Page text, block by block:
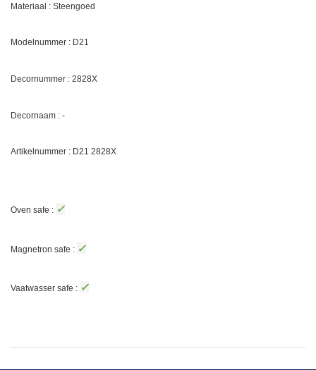
Materiaal : Steengoed
Modelnummer : D21
Decornummer : 2828X
Decornaam : -
Artikelnummer : D21 2828X
Oven safe : ✓
Magnetron safe : ✓
Vaatwasser safe : ✓